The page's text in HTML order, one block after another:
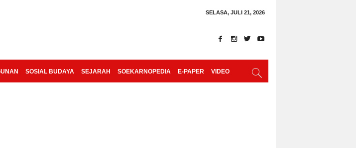
SELASA, JULI 21, 2026
SOSIAL BUDAYA SEJARAH SOEKARNOPEDIA E-PAPER VIDEO